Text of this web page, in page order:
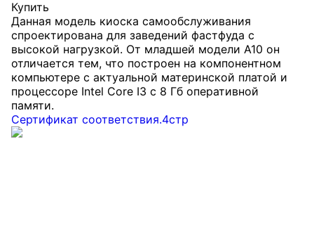
Купить
Данная модель киоска самообслуживания
спроектирована для заведений фастфуда с
высокой нагрузкой. От младшей модели А10 он
отличается тем, что построен на компонентном
компьютере с актуальной материнской платой и
процессоре Intel Core I3 с 8 Гб оперативной
памяти.
Сертификат соответствия.4стр